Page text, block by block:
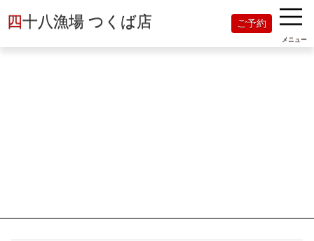
四十八漁場 つくば店 ご予約
メニュー